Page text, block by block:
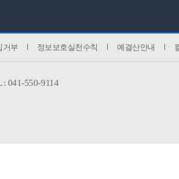
거부 정보보호실천수칙 예결산안내
041-550-9114